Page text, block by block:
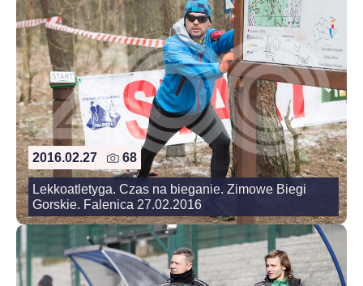
2016.02.27 68
Lekkoatletyga. Czas na bieganie. Zimowe Biegi
Gorskie. Falenica 27.02.2016